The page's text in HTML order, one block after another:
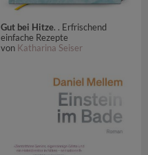
Gut bei Hitze. . Erfrischend
einfache Rezepte
von Katharina Seiser